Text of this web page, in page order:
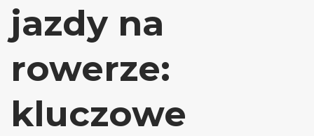
jazdy na
rowerze:
kluczowe